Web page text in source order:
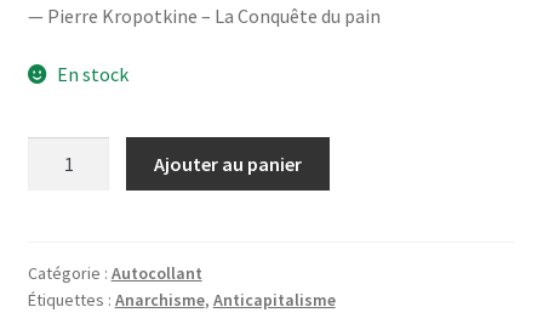
— Pierre Kropotkine – La Conquête du pain
En stock
à
tous
Ajouter au panier
Catégorie : Autocollant
Étiquettes : Anarchisme, Anticapitalisme